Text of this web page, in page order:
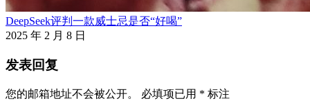
DeepSeek评判一款威士忌是否“好喝”
2025 年 2 月 8 日
发表回复
您的邮箱地址不会被公开。 必填项已用 * 标注